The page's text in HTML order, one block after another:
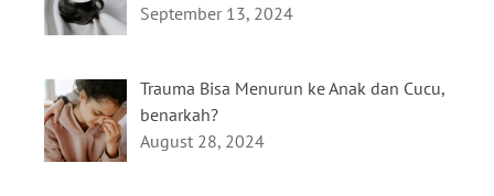
September 13, 2024
Trauma Bisa Menurun ke Anak dan Cucu,
benarkah?
August 28, 2024